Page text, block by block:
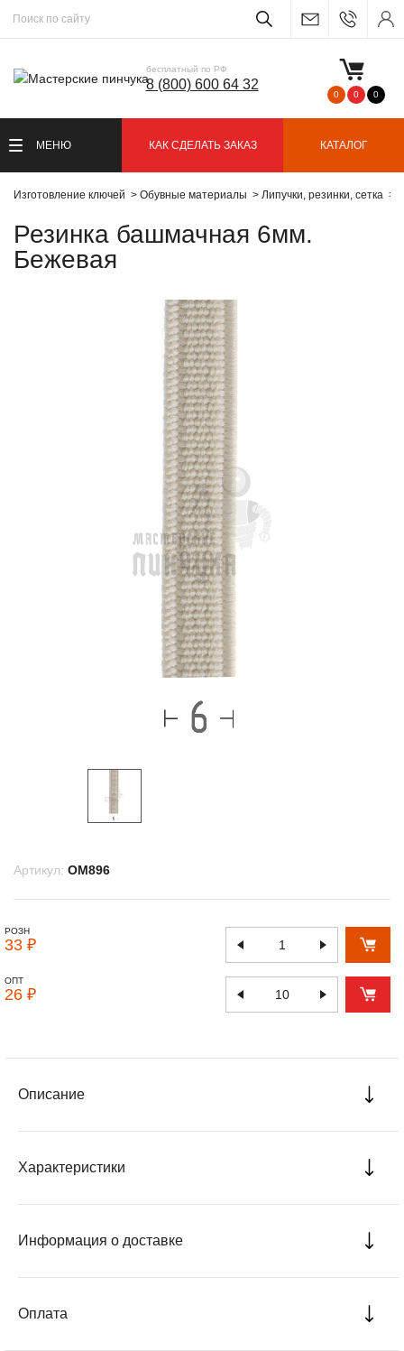
бесплатный по РФ
8 (800) 600 64 32
0 0 0
МЕНЮ КАК СДЕЛАТЬ ЗАКАЗ КАТАЛОГ
Изготовление ключей Обувные материалы Липучки, резинки, сетка
Резинка башмачная 6мм.
Бежевая
Артикул: OM896
РОЗН
33 ₽
ОПТ
26 ₽
Описание
Характеристики
Информация о доставке
Оплата